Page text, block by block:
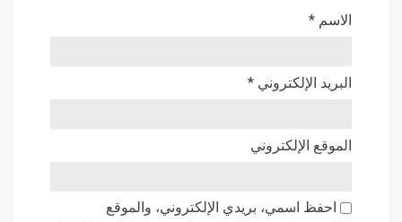
الاسم *
البريد الإلكتروني *
الموقع الإلكتروني
احفظ اسمي، بريدي الإلكتروني، والموقع